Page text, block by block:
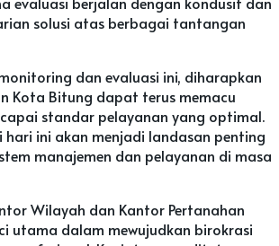
solusi atas berbagai tantangan
dan evaluasi ini, diharapkan
Kota Bitung dapat terus memacu
standar pelayanan yang optimal.
hari ini akan menjadi landasan penting
manajemen dan pelayanan di masa
Wilayah dan Kantor Pertanahan
utama dalam mewujudkan birokrasi